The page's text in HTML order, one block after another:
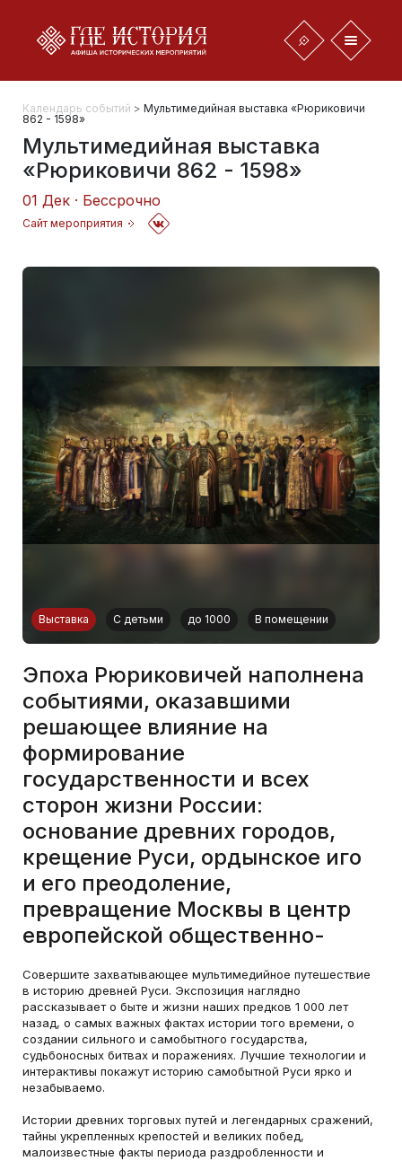
Календарь событий > Мультимедийная выставка «Рюриковичи
862 - 1598»
Мультимедийная выставка
«Рюриковичи 862 - 1598»
01 Дек · Бессрочно
Сайт мероприятия
Выставка С детьми до 1000 В помещении
Эпоха Рюриковичей наполнена
событиями, оказавшими
решающее влияние на
формирование
государственности и всех
сторон жизни России:
основание древних городов,
крещение Руси, ордынское иго
и его преодоление,
превращение Москвы в центр
европейской общественно-
Совершите захватывающее мультимедийное путешествие
в историю древней Руси. Экспозиция наглядно
рассказывает о быте и жизни наших предков 1 000 лет
назад, о самых важных фактах истории того времени, о
создании сильного и самобытного государства,
судьбоносных битвах и поражениях. Лучшие технологии и
интерактивы покажут историю самобытной Руси ярко и
незабываемо.
Истории древних торговых путей и легендарных сражений,
тайны укрепленных крепостей и великих побед,
малоизвестные факты периода раздробленности и